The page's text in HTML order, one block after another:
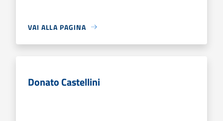
VAI ALLA PAGINA
Donato Castellini